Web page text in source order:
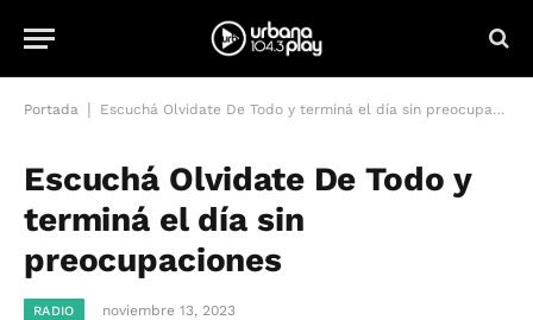
Portada Escuchá Olvidate De Todo y terminá el día sin preocupaciones
Escuchá Olvidate De Todo y
terminá el día sin
preocupaciones
RADIO noviembre 13, 2023